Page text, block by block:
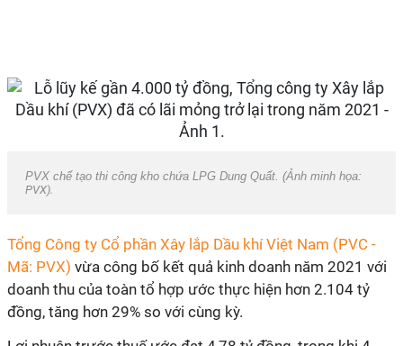
PVX chế tạo thi công kho chứa LPG Dung Quất. (Ảnh minh họa:
PVX).
Tổng Công ty Cổ phần Xây lắp Dầu khí Việt Nam (PVC -
Mã: PVX) vừa công bố kết quả kinh doanh năm 2021 với
doanh thu của toàn tổ hợp ước thực hiện hơn 2.104 tỷ
đồng, tăng hơn 29% so với cùng kỳ.